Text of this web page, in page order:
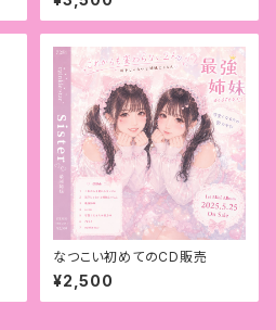
なつこい初めてのCD販売
¥2,500